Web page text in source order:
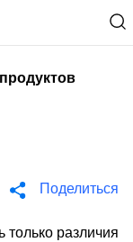
Поделиться
только различия